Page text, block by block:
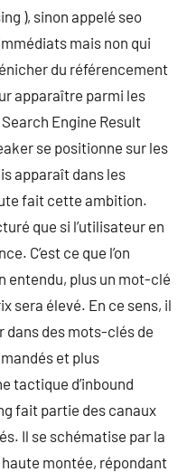
), sinon appelé seo
mais non qui
du référencement
apparaître parmi les
Engine Result
se positionne sur les
apparaît dans les
fait cette ambition.
que si l’utilisateur en
C’est ce que l’on
entendu, plus un mot-clé
sera élevé. En ce sens, il
dans des mots-clés de
et plus
tactique d’inbound
fait partie des canaux
Il se schématise par la
montée, répondant